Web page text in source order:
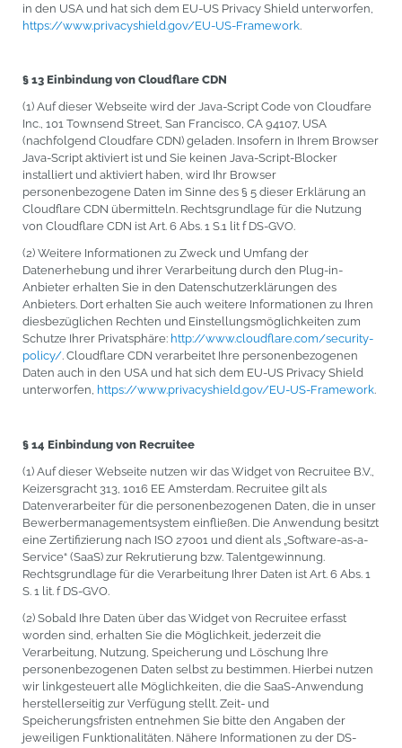
in den USA und hat sich dem EU-US Privacy Shield unterworfen,
https://www.privacyshield.gov/EU-US-Framework.
§ 13 Einbindung von Cloudflare CDN
(1) Auf dieser Webseite wird der Java-Script Code von Cloudfare
Inc., 101 Townsend Street, San Francisco, CA 94107, USA
(nachfolgend Cloudfare CDN) geladen. Insofern in Ihrem Browser
Java-Script aktiviert ist und Sie keinen Java-Script-Blocker
installiert und aktiviert haben, wird Ihr Browser
personenbezogene Daten im Sinne des § 5 dieser Erklärung an
Cloudflare CDN übermitteln. Rechtsgrundlage für die Nutzung
von Cloudflare CDN ist Art. 6 Abs. 1 S.1 lit f DS-GVO.
(2) Weitere Informationen zu Zweck und Umfang der
Datenerhebung und ihrer Verarbeitung durch den Plug-in-
Anbieter erhalten Sie in den Datenschutzerklärungen des
Anbieters. Dort erhalten Sie auch weitere Informationen zu Ihren
diesbezüglichen Rechten und Einstellungsmöglichkeiten zum
Schutze Ihrer Privatsphäre: http://www.cloudflare.com/security-
policy/. Cloudflare CDN verarbeitet Ihre personenbezogenen
Daten auch in den USA und hat sich dem EU-US Privacy Shield
unterworfen, https://www.privacyshield.gov/EU-US-Framework.
§ 14 Einbindung von Recruitee
(1) Auf dieser Webseite nutzen wir das Widget von Recruitee B.V.,
Keizersgracht 313, 1016 EE Amsterdam. Recruitee gilt als
Datenverarbeiter für die personenbezogenen Daten, die in unser
Bewerbermanagementsystem einfließen. Die Anwendung besitzt
eine Zertifizierung nach ISO 27001 und dient als „Software-as-a-
Service“ (SaaS) zur Rekrutierung bzw. Talentgewinnung.
Rechtsgrundlage für die Verarbeitung Ihrer Daten ist Art. 6 Abs. 1
S. 1 lit. f DS-GVO.
(2) Sobald Ihre Daten über das Widget von Recruitee erfasst
worden sind, erhalten Sie die Möglichkeit, jederzeit die
Verarbeitung, Nutzung, Speicherung und Löschung Ihre
personenbezogenen Daten selbst zu bestimmen. Hierbei nutzen
wir linkgesteuert alle Möglichkeiten, die die SaaS-Anwendung
herstellerseitig zur Verfügung stellt. Zeit- und
Speicherungsfristen entnehmen Sie bitte den Angaben der
jeweiligen Funktionalitäten. Nähere Informationen zu der DS-